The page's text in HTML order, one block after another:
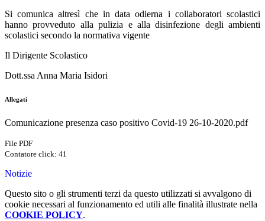
Si comunica altresì che in data odierna i collaboratori scolastici
hanno provveduto alla pulizia e alla disinfezione degli ambienti
scolastici secondo la normativa vigente
Il Dirigente Scolastico
Dott.ssa Anna Maria Isidori
Allegati
Comunicazione presenza caso positivo Covid-19 26-10-2020.pdf
File PDF
Contatore click: 41
Notizie
Questo sito o gli strumenti terzi da questo utilizzati si avvalgono di
cookie necessari al funzionamento ed utili alle finalità illustrate nella
COOKIE POLICY.